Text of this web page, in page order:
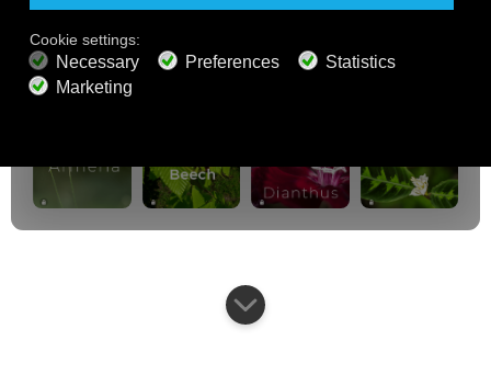
GRATUIT
Écoute gratis
800+ chaînes de musique
Musique sans publicité
Mixeur de paysages sonores
Playlist étendue